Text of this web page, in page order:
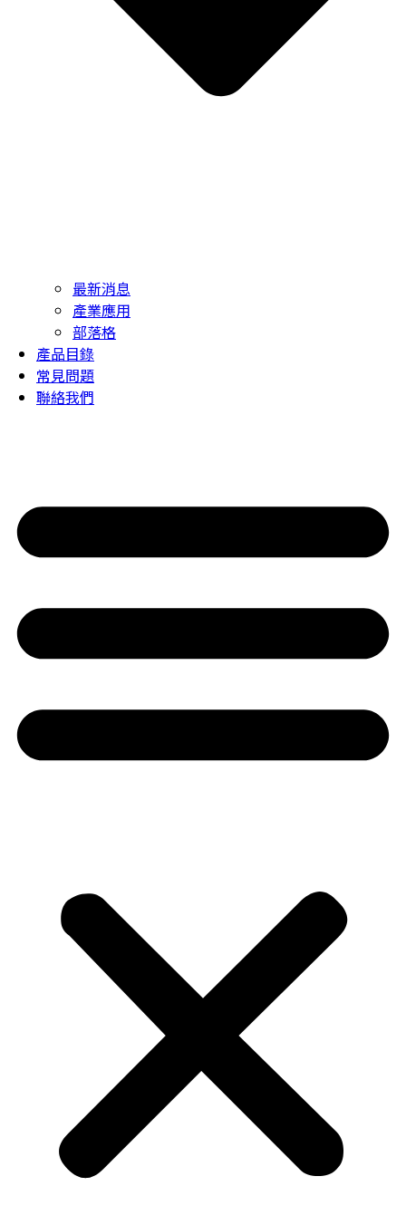
最新消息
產業應用
部落格
產品目錄
常見問題
聯絡我們